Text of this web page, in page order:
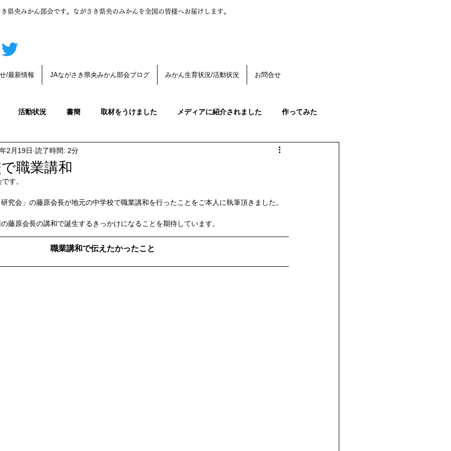
県央みかん部会です。ながさき県央のみかんを全国の皆様へお届けします。
/最新情報 JAながさき県央みかん部会ブログ みかん生育状況/活動状況 お問合せ
活動状況 書簡 取材をうけました メディアに紹介されました 作ってみた
の育成 みかんの木育成状況 みかんの花
職業講和
2月19日 読了時間: 2分
す。
究会」の藤原会長が地元の中学校で職業講和を行ったことをご本人に執筆頂きました。
藤原会長の講和で誕生するきっかけになることを期待しています。
職業講和で伝えたかったこと